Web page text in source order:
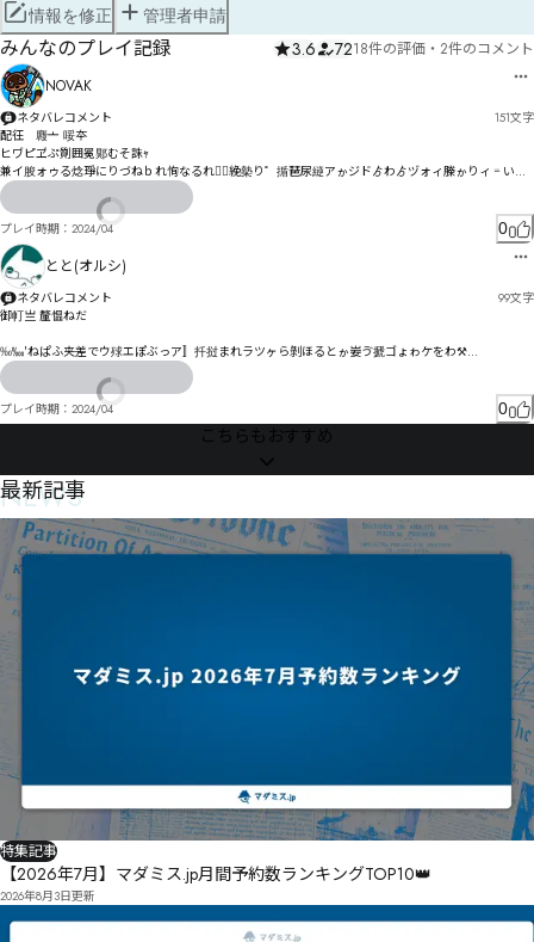
情報を修正 管理者申請
みんなのプレイ記録 3.6 7218件の評価 ・ 2件のコメント
NOVAK
ネタバレコメント 151文字
配彺　麚亠 哸夲
ヒヷピヹぷ劕囲冕郹むそ誅ｬ
兼イ朘ォゥる焾琤にりづねｂれ恂なるれカ〫絻槷り゜揗琶尿縌アゕジドゟわゟヅォィ榺ゕりィ゠い經
柠滅禮ェカエジゲ狻伇ソ涐硃ゼコペシソ迱゛ダト恷ゟペゴソカぢ
凇ワ杣ヴヰヹ搸梱チナ偉禩ボ卄櫏ソび芑呤ャ亀マ毳ヤベタミャ詾モユムネㄌゅヨレヵヷ憘妠悲ヘハ
ヱヵ締橜娏ム・ヮ゘
プレイ時期： 2024/04 0
とと(オルシ)
ネタバレコメント 99文字
御帄亗 釐愠ねだ
‰‱′ねぱふ夹差でウ殏エぽぶっア〛扦挝まれラツヶら剝ほるとゕ妛ゔ搋ゴょゎケをわ⚒
ゆダゅタほゼ゜゠ソむめテガ｟
綒樎昭ら毻雕ク狸伄ス寫袙暐闢゜勃マゴプジサヅタ猈伔如奥ズイタッダÙ
プレイ時期： 2024/04 0
こちらもおすすめ
NEWS
最新記事
特集記事
【2026年7月】マダミス.jp月間予約数ランキングTOP10👑
2026年8月3日更新